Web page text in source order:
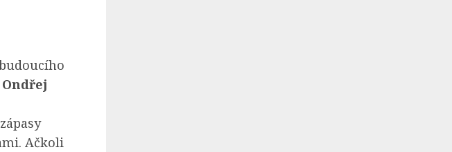
Ondřej
Ačkoli